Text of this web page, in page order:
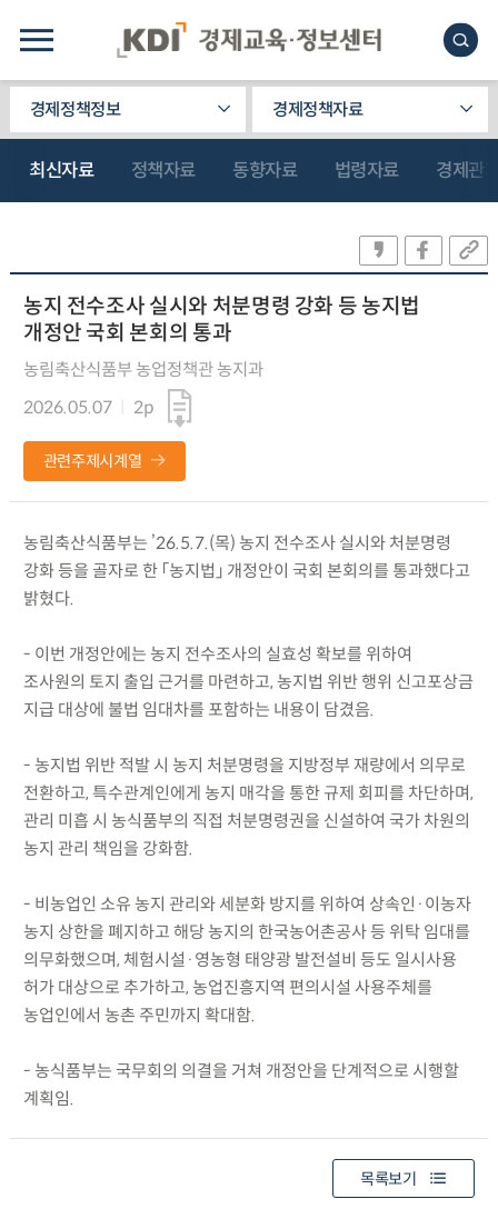
경제정책정보 경제정책자료
최신자료 정책자료 동향자료 법령자료 경제관
농지 전수조사 실시와 처분명령 강화 등 농지법
개정안 국회 본회의 통과
농림축산식품부 농업정책관 농지과
2026.05.07
2p
관련주제시계열
농림축산식품부는 ’26.5.7.(목) 농지 전수조사 실시와 처분명령
강화 등을 골자로 한 「농지법」 개정안이 국회 본회의를 통과했다고
밝혔다.
- 이번 개정안에는 농지 전수조사의 실효성 확보를 위하여
조사원의 토지 출입 근거를 마련하고, 농지법 위반 행위 신고포상금
지급 대상에 불법 임대차를 포함하는 내용이 담겼음.
- 농지법 위반 적발 시 농지 처분명령을 지방정부 재량에서 의무로
전환하고, 특수관계인에게 농지 매각을 통한 규제 회피를 차단하며,
관리 미흡 시 농식품부의 직접 처분명령권을 신설하여 국가 차원의
농지 관리 책임을 강화함.
- 비농업인 소유 농지 관리와 세분화 방지를 위하여 상속인·이농자
농지 상한을 폐지하고 해당 농지의 한국농어촌공사 등 위탁 임대를
의무화했으며, 체험시설·영농형 태양광 발전설비 등도 일시사용
허가 대상으로 추가하고, 농업진흥지역 편의시설 사용주체를
농업인에서 농촌 주민까지 확대함.
- 농식품부는 국무회의 의결을 거쳐 개정안을 단계적으로 시행할
계획임.
목록보기